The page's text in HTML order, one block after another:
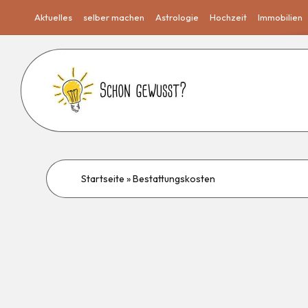
Aktuelles selber machen Astrologie Hochzeit Immobilien
Startseite »Bestattungskosten